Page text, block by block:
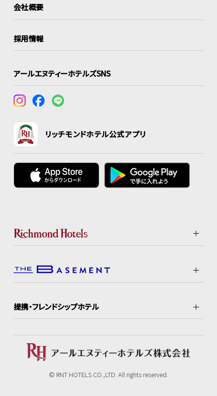
会社概要
採用情報
アールエヌティーホテルズSNS
リッチモンドホテル公式アプリ
提携・フレンドシップホテル
© RNT HOTELS CO.,LTD. All rights reserved.